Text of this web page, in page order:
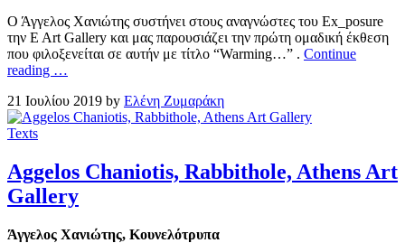
Ο Άγγελος Χανιώτης συστήνει στους αναγνώστες του Ex_posure
την E Art Gallery και μας παρουσιάζει την πρώτη ομαδική έκθεση
που φιλοξενείται σε αυτήν με τίτλο “Warming…” . Continue
reading …
21 Ιουλίου 2019 by Ελένη Ζυμαράκη
Texts
Aggelos Chaniotis, Rabbithole, Athens Art
Gallery
Άγγελος Χανιώτης, Κουνελότρυπα